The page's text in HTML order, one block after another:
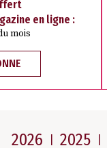
en ligne :
mois
2026 2025